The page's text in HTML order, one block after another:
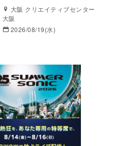
大阪 クリエイティブセンター
大阪
2026/08/19(水)